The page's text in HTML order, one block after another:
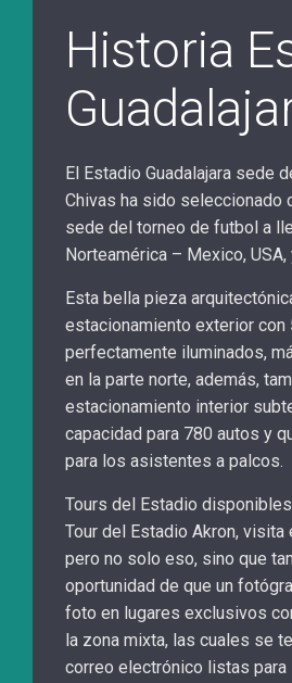
Historia
El Estadio Guadalajara sede
Chivas ha sido seleccionado
sede del torneo de futbol a
Norteamérica – Mexico, USA,
Esta bella pieza
estacionamiento exterior con
perfectamente iluminados,
en la parte norte, además,
estacionamiento interior
capacidad para 780 autos y
para los asistentes a palcos.
Tours del Estadio
Tour del Estadio Akron, visita
pero no solo eso, sino que
oportunidad de que un
foto en lugares exclusivos
la zona mixta, las cuales se
correo electrónico listas